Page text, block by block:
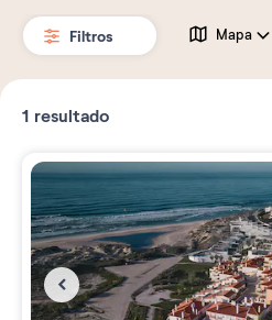
Filtros Mapa
1 resultado